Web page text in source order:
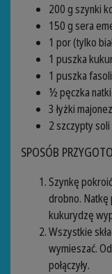
200 g szynki
150 g sera
1 por (tylko
1 puszka
1 puszka
½ pęczka
3 łyżki
2 szczypty soli
SPOSÓB
Szynkę
drobno. Natkę
kukurydzę
Wszystkie
wymieszać.
połączyły.